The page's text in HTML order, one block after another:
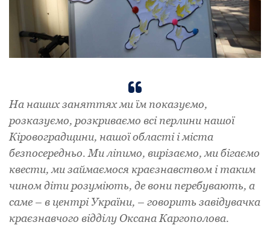
На наших заняттях ми їм показуємо,
розказуємо, розкриваємо всі перлини нашої
Кіровоградщини, нашої області і міста
безпосередньо. Ми ліпимо, вирізаємо, ми бігаємо
квести, ми займаємося краєзнавством і таким
чином діти розуміють, де вони перебувають, а
саме – в центрі України, – говорить завідувачка
краєзнавчого відділу Оксана Каргополова.